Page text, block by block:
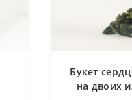
Букет
на двоих